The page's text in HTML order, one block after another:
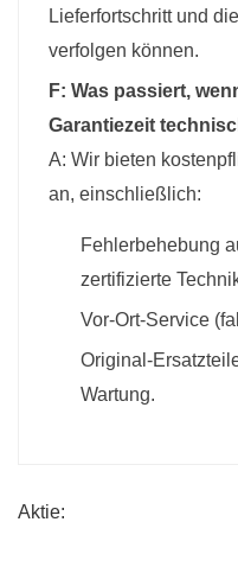
Lieferfortschritt und
verfolgen können.
F: Was passiert,
Garantiezeit
A: Wir bieten
an, einschließlich:
Fehlerbehebung
zertifizierte
Vor-Ort-Service
Original-
Wartung.
Aktie: